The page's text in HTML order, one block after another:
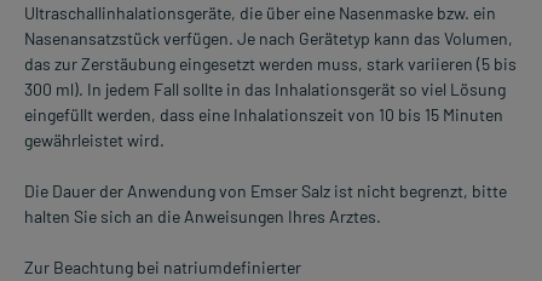
Ultraschallinhalationsgeräte, die über eine Nasenmaske bzw. ein
Nasenansatzstück verfügen. Je nach Gerätetyp kann das Volumen,
das zur Zerstäubung eingesetzt werden muss, stark variieren (5 bis
300 ml). In jedem Fall sollte in das Inhalationsgerät so viel Lösung
eingefüllt werden, dass eine Inhalationszeit von 10 bis 15 Minuten
gewährleistet wird.
Die Dauer der Anwendung von Emser Salz ist nicht begrenzt, bitte
halten Sie sich an die Anweisungen Ihres Arztes.
Zur Beachtung bei natriumdefinierter